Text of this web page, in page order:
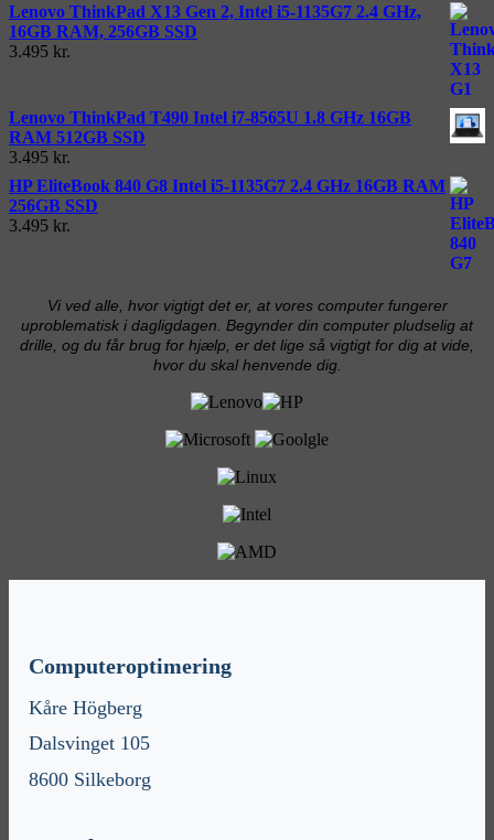
Lenovo ThinkPad X13 Gen 2, Intel i5-1135G7 2.4 GHz,
16GB RAM, 256GB SSD
3.495 kr.
Lenovo ThinkPad T490 Intel i7-8565U 1.8 GHz 16GB
RAM 512GB SSD
3.495 kr.
HP EliteBook 840 G8 Intel i5-1135G7 2.4 GHz 16GB RAM
256GB SSD
3.495 kr.
Vi ved alle, hvor vigtigt det er, at vores computer fungerer
uproblematisk i dagligdagen. Begynder din computer pludselig at
drille, og du får brug for hjælp, er det lige så vigtigt for dig at vide,
hvor du skal henvende dig.
Computeroptimering
Kåre Högberg
Dalsvinget 105
8600 Silkeborg